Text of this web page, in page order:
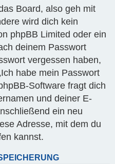
Board, also geh mit
wird dich kein
phpBB Limited oder ein
deinem Passwort
vergessen haben,
habe mein Passwort
Software fragt dich
und deiner E-
ein neu
Adresse, mit dem du
kannst.